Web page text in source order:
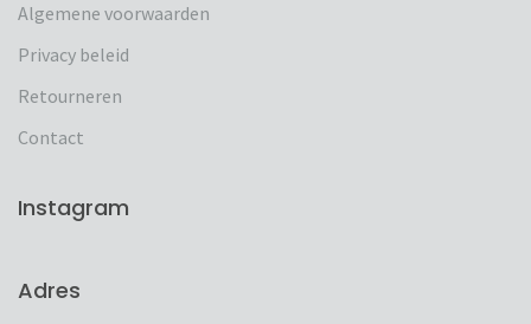
Algemene voorwaarden
Privacy beleid
Retourneren
Contact
Instagram
Adres